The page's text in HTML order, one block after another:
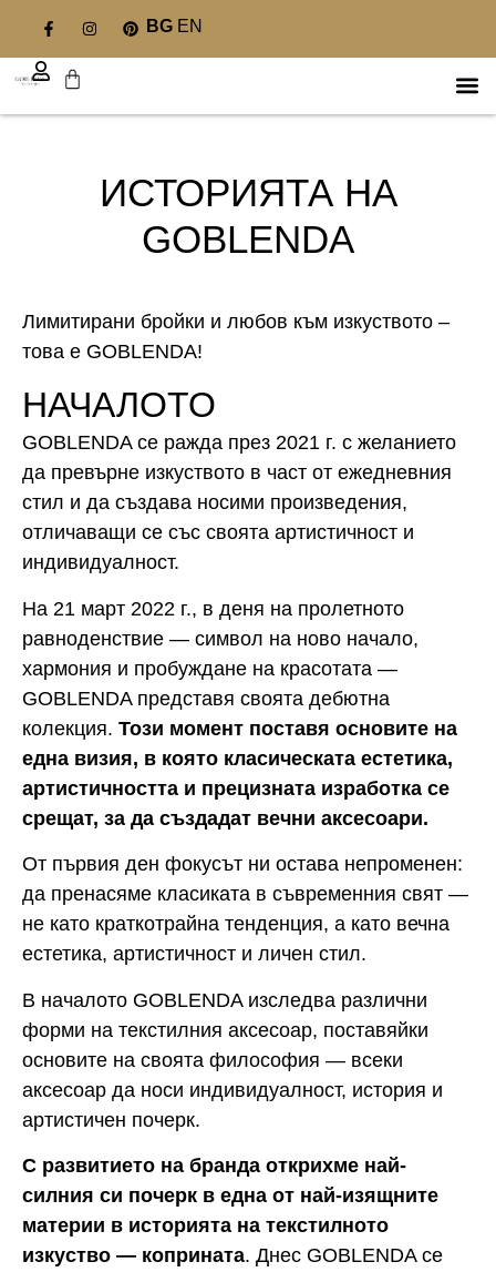
BG EN
ИСТОРИЯТА НА
GOBLENDA
Лимитирани бройки и любов към изкуството –
това е GOBLENDA!
НАЧАЛОТО
GOBLENDA се ражда през 2021 г. с желанието
да превърне изкуството в част от ежедневния
стил и да създава носими произведения,
отличаващи се със своята артистичност и
индивидуалност.
На 21 март 2022 г., в деня на пролетното
равноденствие — символ на ново начало,
хармония и пробуждане на красотата —
GOBLENDA представя своята дебютна
колекция. Този момент поставя основите на
една визия, в която класическата естетика,
артистичността и прецизната изработка се
срещат, за да създадат вечни аксесоари.
От първия ден фокусът ни остава непроменен:
да пренасяме класиката в съвременния свят —
не като краткотрайна тенденция, а като вечна
естетика, артистичност и личен стил.
В началото GOBLENDA изследва различни
форми на текстилния аксесоар, поставяйки
основите на своята философия — всеки
аксесоар да носи индивидуалност, история и
артистичен почерк.
С развитието на бранда открихме най-
силния си почерк в една от най-изящните
материи в историята на текстилното
изкуство — коприната. Днес GOBLENDA се